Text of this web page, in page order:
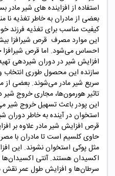
استفاده از افزاینده های شیر
بعضی از مادران به خاطر تغذیه نا
کیفیت مناسب برای تغذیه فرزند
این موارد مصرف قرص شیرافزا
احساس می‌شود. اما قرص شیرافزا
افزایش شیر در دوران شیردهی
سازنده این محصول طوری انتخاب
سریع شیر مادر می‌شوند. بعضی از
تاثیر هورمون‌ها، مجاری خروج شیر
این پودر باعث تسهیل خروج شیر
استخوان در آینده به خاطر دوران
قرص افزایش شیر مادر علاوه بر
حاوی کلسیم است تا مادران با
مثل پوکی استخوان نشوند. این
اکسیدان هستند. آنتی اکسیدان‌ها
سرطان‌ها و افزایش طول عمر نقش